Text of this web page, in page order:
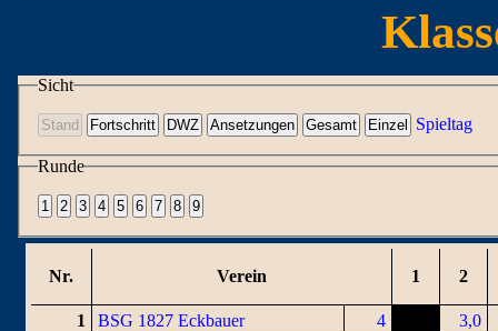
Sicht
Spieltag
Runde
Nr. Verein 1 2
1 BSG 1827 Eckbauer 4
3,0